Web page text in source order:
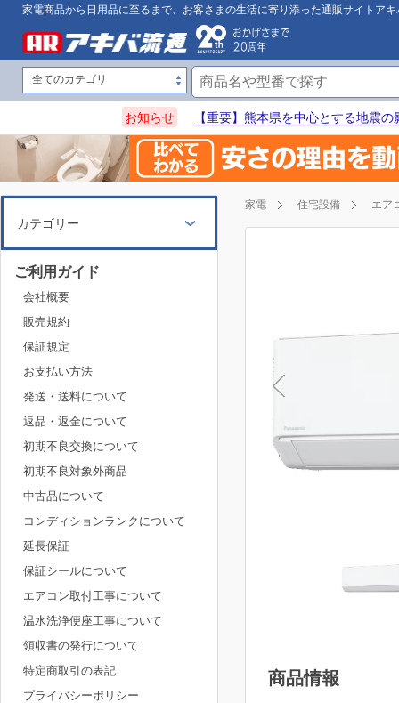
家電商品から日用品に至るまで、お客さまの生活に寄り添った通販サイトアキ
お知らせ 【重要】熊本県を中心とする地震
家電 住宅設備 エア
商品情報
カテゴリー
ご利用ガイド
会社概要
販売規約
保証規定
お支払い方法
発送・送料について
返品・返金について
初期不良交換について
初期不良対象外商品
中古品について
コンディションランクについて
延長保証
保証シールについて
エアコン取付工事について
温水洗浄便座工事について
領収書の発行について
特定商取引の表記
プライバシーポリシー